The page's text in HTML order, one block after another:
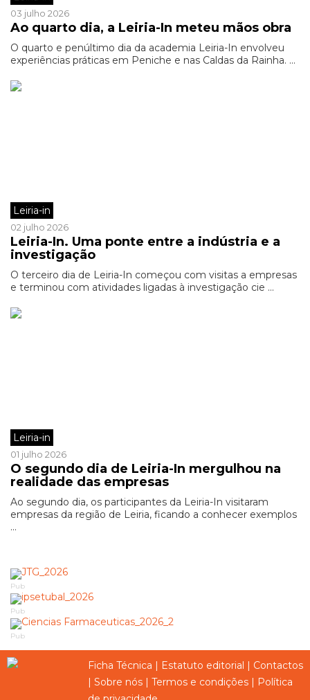
03 julho 2026
Ao quarto dia, a Leiria-In meteu mãos obra
O quarto e penúltimo dia da academia Leiria-In envolveu
experiências práticas em Peniche e nas Caldas da Rainha. ...
Leiria-in
02 julho 2026
Leiria-In. Uma ponte entre a indústria e a
investigação
O terceiro dia de Leiria-In começou com visitas a empresas
e terminou com atividades ligadas à investigação cie ...
Leiria-in
01 julho 2026
O segundo dia de Leiria-In mergulhou na
realidade das empresas
Ao segundo dia, os participantes da Leiria-In visitaram
empresas da região de Leiria, ficando a conhecer exemplos
...
Pub
Pub
Pub
Ficha Técnica | Estatuto editorial | Contactos
| Sobre nós | Termos e condições | Política